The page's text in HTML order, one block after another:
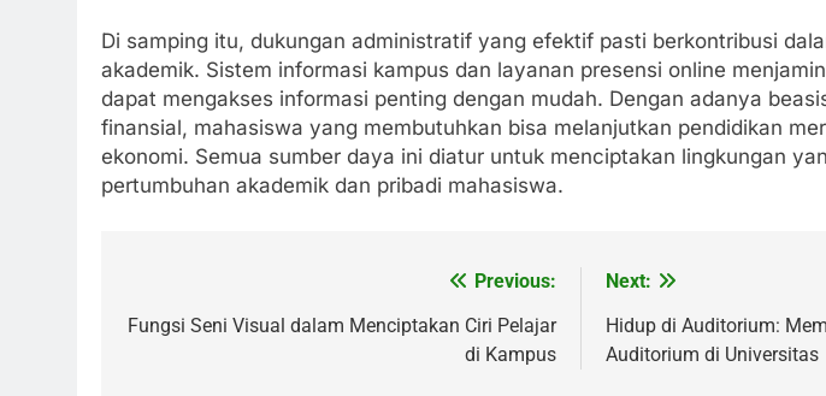
Di samping itu, dukungan administratif yang efektif pasti berkontribusi
akademik. Sistem informasi kampus dan layanan presensi online
dapat mengakses informasi penting dengan mudah. Dengan adanya
finansial, mahasiswa yang membutuhkan bisa melanjutkan pendidikan
ekonomi. Semua sumber daya ini diatur untuk menciptakan lingkungan
pertumbuhan akademik dan pribadi mahasiswa.
navigation
Previous:
Fungsi Seni Visual dalam Menciptakan Ciri Pelajar
di Kampus
Next:
Hidup di Auditorium:
Auditorium di Universitas